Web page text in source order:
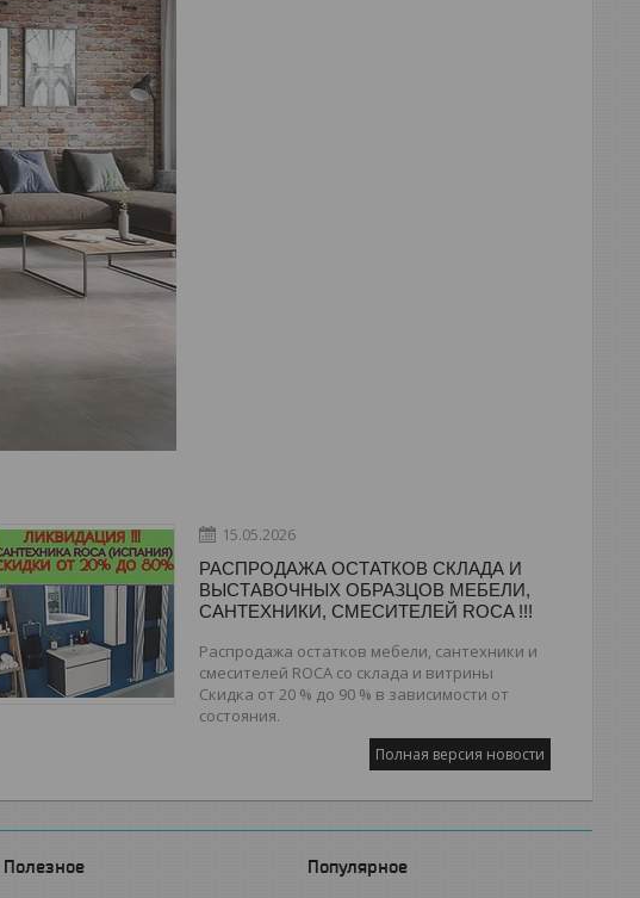
15.05.2026
РАСПРОДАЖА ОСТАТКОВ СКЛАДА И
ВЫСТАВОЧНЫХ ОБРАЗЦОВ МЕБЕЛИ,
САНТЕХНИКИ, СМЕСИТЕЛЕЙ ROCA !!!
Распродажа остатков мебели, сантехники и
смесителей ROCA со склада и витрины
Скидка от 20 % до 90 % в зависимости от
состояния.
Полная версия новости
Полезное Популярное